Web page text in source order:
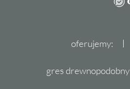
oferujemy:
gres drewnopodobny